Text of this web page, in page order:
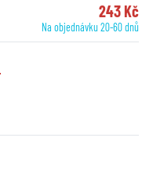
243 Kč
Na objednávku 20-60 dnů